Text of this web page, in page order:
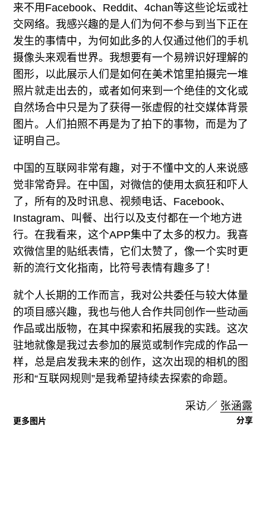
来不用Facebook、Reddit、4chan等这些论坛或社
交网络。我感兴趣的是人们为何不参与到当下正在
发生的事情中，为何如此多的人仅通过他们的手机
摄像头来观看世界。我想要有一个易辨识好理解的
图形，以此展示人们是如何在美术馆里拍摄完一堆
照片就走出去的，或者如何来到一个绝佳的文化或
自然场合中只是为了获得一张虚假的社交媒体背景
图片。人们拍照不再是为了拍下的事物，而是为了
证明自己。
中国的互联网非常有趣，对于不懂中文的人来说感
觉非常奇异。在中国，对微信的使用太疯狂和吓人
了，所有的及时讯息、视频电话、Facebook、
Instagram、叫餐、出行以及支付都在一个地方进
行。在我看来，这个APP集中了太多的权力。我喜
欢微信里的贴纸表情，它们太赞了，像一个实时更
新的流行文化指南，比符号表情有趣多了！
就个人长期的工作而言，我对公共委任与较大体量
的项目感兴趣，我也与他人合作共同创作一些动画
作品或出版物，在其中探索和拓展我的实践。这次
驻地就像是我过去参加的展览或制作完成的作品一
样，总是启发我未来的创作，这次出现的相机的图
形和“互联网规则”是我希望持续去探索的命题。
采访／ 张涵露
更多图片 分享